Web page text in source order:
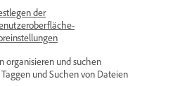
der
organisieren und suchen
Taggen und Suchen von Dateien